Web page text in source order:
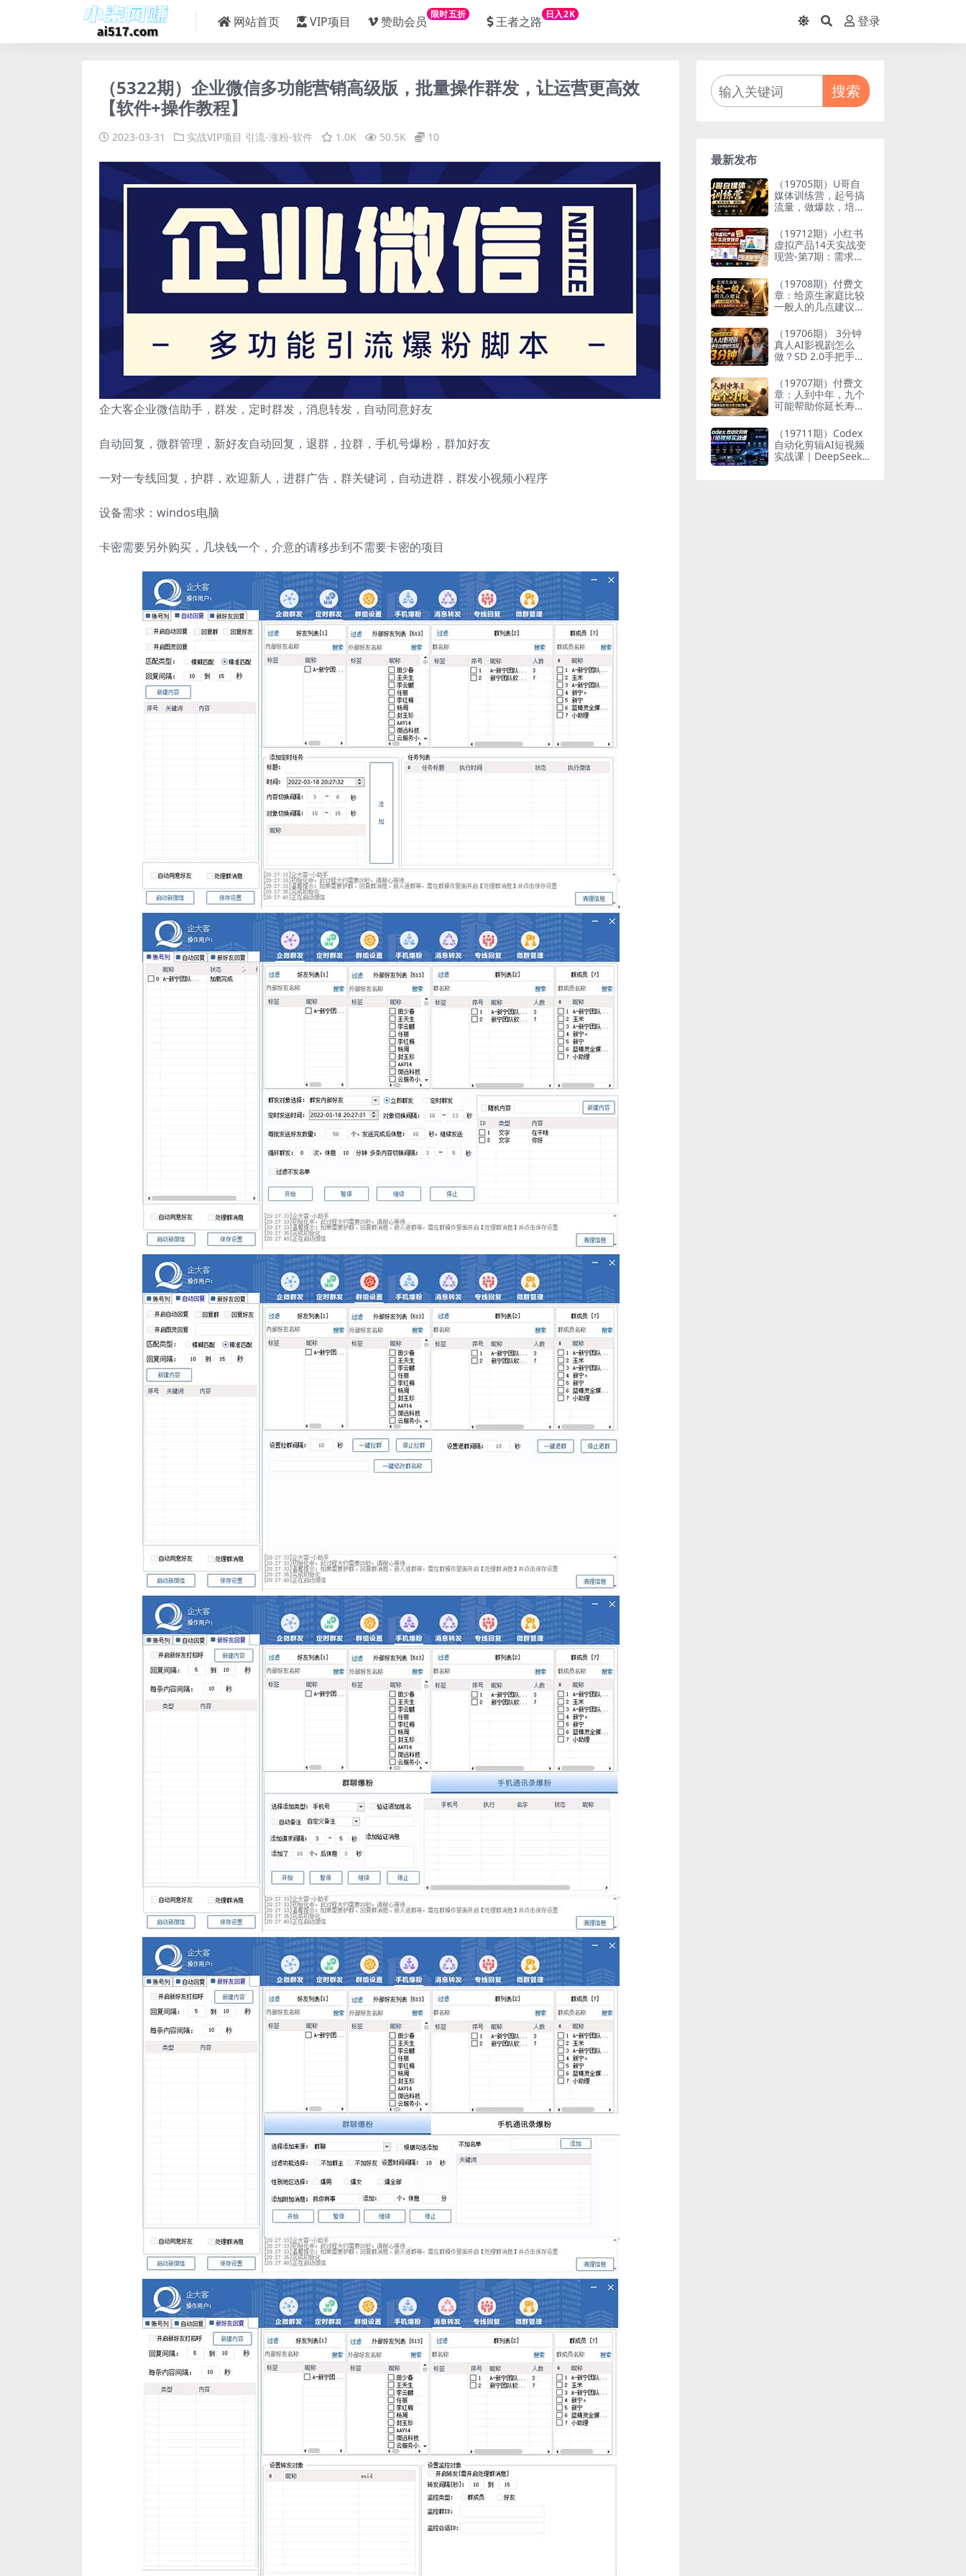
网站首页 VIP项目 赞助会员 限时五折 王者之路 日入2K
登录
（5322期）企业微信多功能营销高级版，批量操作群发，让运营更高效
【软件+操作教程】
2023-03-31 实战VIP项目 引流-涨粉-软件 1.0K 50.5K 10
企大客企业微信助手，群发，定时群发，消息转发，自动同意好友
自动回复，微群管理，新好友自动回复，退群，拉群，手机号爆粉，群加好友
一对一专线回复，护群，欢迎新人，进群广告，群关键词，自动进群，群发小视频小程序
设备需求：windos电脑
卡密需要另外购买，几块钱一个，介意的请移步到不需要卡密的项目
搜索
最新发布
（19705期）U哥自
媒体训练营，起号搞
流量，做爆款，培养
（19712期）小红书
虚拟产品14天实战变
现营-第7期：需求挖
品矩阵×内容笔记×一
人公司进阶×全链路
（19708期）付费文
章：给原生家庭比较
一般人的几点建议，
个人与家族代际向上
跃升
（19706期） 3分钟
真人AI影视剧怎么
做？SD 2.0手把手完
eld 14天SD 2.0/2.5
无限生成
（19707期）付费文
章：人到中年，九个
可能帮助你延长寿命
（19711期）Codex
自动化剪辑AI短视频
实战课｜DeepSeek